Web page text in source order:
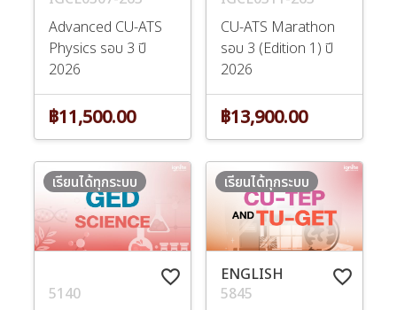
Advanced CU-ATS
Physics รอบ 3 ปี
2026
฿11,500.00
CU-ATS Marathon
รอบ 3 (Edition 1) ปี
2026
฿13,900.00
favorite_border
5140
เรียนได้ทุกระบบ
favorite_border
ENGLISH
5845
เรียนได้ทุกระบบ